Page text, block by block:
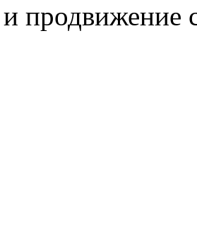
продвижение